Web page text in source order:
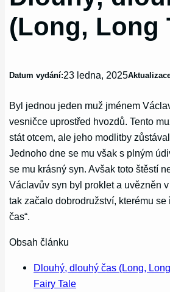
(Long, Long
Datum vydání:23 ledna, 2025
Byl jednou jeden muž jménem
vesničce uprostřed hvozdů. Tento
stát otcem, ale jeho modlitby
Jednoho dne se mu však s plným
se mu krásný syn. Avšak toto štěstí
Václavův syn byl proklet a uvězněn
tak začalo dobrodružství, kterému se
čas“.
Obsah článku
Dlouhý, dlouhý čas (Long,
Fairy Tale